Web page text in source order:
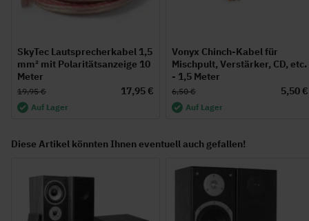
SkyTec Lautsprecherkabel 1,5
mm² mit Polaritätsanzeige 10
Meter
17,95 €
19,95 €
Auf Lager
Vonyx Chinch-Kabel für
Mischpult, Verstärker, CD, etc.
- 1,5 Meter
5,50 €
6,50 €
Auf Lager
Diese Artikel könnten Ihnen eventuell auch gefallen!